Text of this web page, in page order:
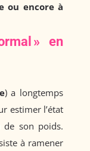
ou encore à
» en
) a longtemps
estimer l’état
de son poids.
à ramener